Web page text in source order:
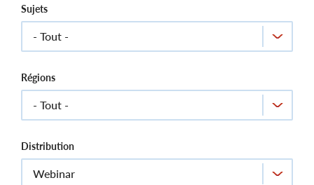
Sujets
Régions
Distribution